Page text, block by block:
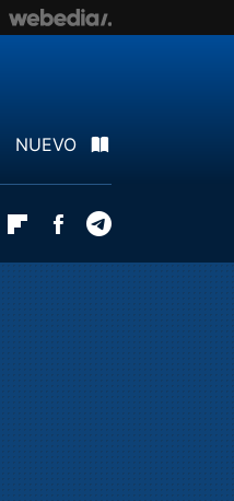
NUEVO
Twitter FlipboardFacebook